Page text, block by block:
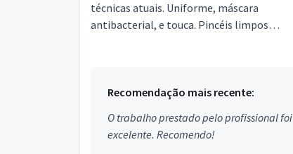
técnicas atuais. Uniforme, máscara
antibacterial, e touca. Pincéis limpos
Recomendação mais recente:
O trabalho prestado pelo profissional foi
excelente. Recomendo!